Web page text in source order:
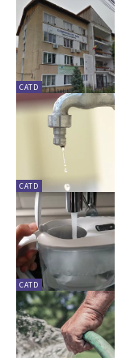
CATD
CATD
CATD